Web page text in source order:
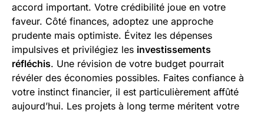
accord important. Votre crédibilité joue en votre
faveur. Côté finances, adoptez une approche
prudente mais optimiste. Évitez les dépenses
impulsives et privilégiez les investissements
réfléchis. Une révision de votre budget pourrait
révéler des économies possibles. Faites confiance à
votre instinct financier, il est particulièrement affûté
aujourd’hui. Les projets à long terme méritent votre